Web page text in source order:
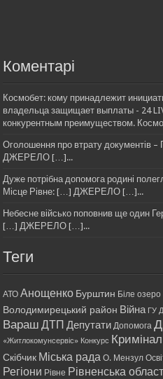
Коментарі
Космобет: кому принадлежит
владельца защищает выплаты - 24
конкурентным преимуществом.
Оголошення про втрату документів
ДЖЕРЕЛО […]...
Дуже потрібна допомога родині
Місце Рівне: […] ДЖЕРЕЛО […]...
Небесне військо поповнив ще один
[…] ДЖЕРЕЛО […]...
Теги
АТО Анощенко Бурштин Біле озеро
Володимирецький район Війна ГУ
Вараш ДТП Депутати Допомога
«Житлокомунсервіс» Конкурс Кримінал
Скібчик Міська рада О. Мензул
Регіони Рівне Рівненська